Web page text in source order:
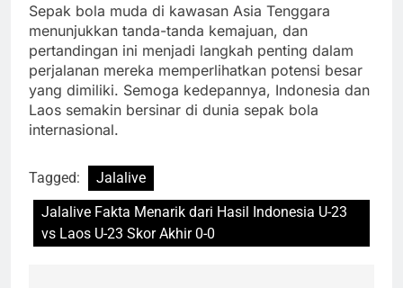
Sepak bola muda di kawasan Asia Tenggara
menunjukkan tanda-tanda kemajuan, dan
pertandingan ini menjadi langkah penting dalam
perjalanan mereka memperlihatkan potensi besar
yang dimiliki. Semoga kedepannya, Indonesia dan
Laos semakin bersinar di dunia sepak bola
internasional.
Tagged:
Jalalive
Jalalive Fakta Menarik dari Hasil Indonesia U-23
vs Laos U-23 Skor Akhir 0-0